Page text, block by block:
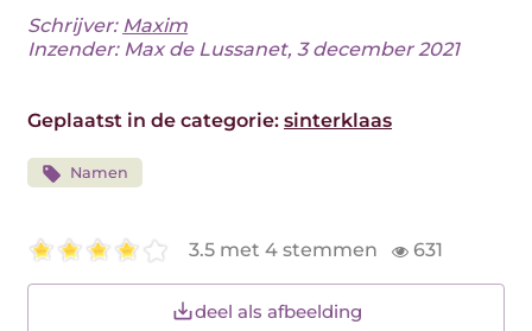
Schrijver: Maxim
Inzender: Max de Lussanet, 3 december 2021
Geplaatst in de categorie: sinterklaas
Namen
3.5 met 4 stemmen 631
deel als afbeelding